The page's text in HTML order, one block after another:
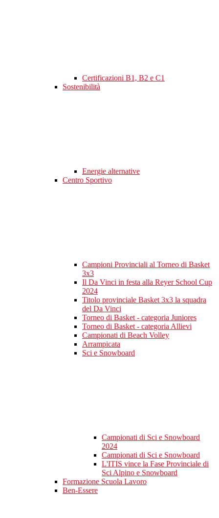
Certificazioni B1, B2 e C1
Sostenibilità
Energie alternative
Centro Sportivo
Campioni Provinciali al Torneo di Basket
3x3
Il Da Vinci in festa alla Reyer School Cup
2024
Titolo provinciale Basket 3x3 la squadra
del Da Vinci
Torneo di Basket - categoria Juniores
Torneo di Basket - categoria Allievi
Campionati di Beach Volley
Arrampicata
Sci e Snowboard
Campionati di Sci e Snowboard
2024
Campionati di Sci e Snowboard
L'ITIS vince la Fase Provinciale di
Sci Alpino e Snowboard
Formazione Scuola Lavoro
Ben-Essere